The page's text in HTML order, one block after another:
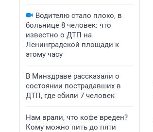
Водителю стало плохо, в
больнице 8 человек: что
известно о ДТП на
Ленинградской площади к
этому часу
В Минздраве рассказали о
состоянии пострадавших в
ДТП, где сбили 7 человек
Нам врали, что кофе вреден?
Кому можно пить до пяти